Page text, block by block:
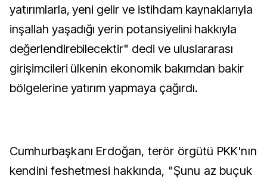
yatırımlarla, yeni gelir ve istihdam kaynaklarıyla
inşallah yaşadığı yerin potansiyelini hakkıyla
değerlendirebilecektir" dedi ve uluslararası
girişimcileri ülkenin ekonomik bakımdan bakir
bölgelerine yatırım yapmaya çağırdı.
Cumhurbaşkanı Erdoğan, terör örgütü PKK'nın
kendini feshetmesi hakkında, "Şunu az buçuk